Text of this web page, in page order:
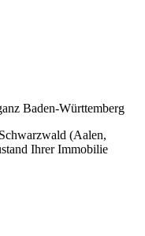
Baden-Württemberg
(Aalen,
Ihrer Immobilie